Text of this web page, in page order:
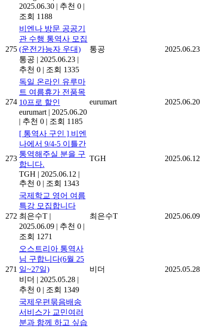
2025.06.30 | 추천 0 |
조회 1188
275
비엔나 방문 공공기
관 수행 통역사 모집
(운전가능자 우대)
통공 | 2025.06.23 |
추천 0 | 조회 1335
통공 2025.06.23
274
독일 온라인 유루마
트 여름휴가 전품목
10프로 할인
eurumart | 2025.06.20
| 추천 0 | 조회 1185
eurumart 2025.06.20
273
[ 통역사 구인 ] 비엔
나에서 9/4-5 이틀간
통역해주실 분을 구
합니다.
TGH | 2025.06.12 |
추천 0 | 조회 1343
TGH 2025.06.12
272
국제학교 영어 여름
특강 모집합니다
최은수T |
2025.06.09 | 추천 0 |
조회 1271
최은수T 2025.06.09
271
오스트리아 통역사
님 구합니다(6월 25
일~27일)
비더 | 2025.05.28 |
추천 0 | 조회 1349
비더 2025.05.28
국제우편묶음배송
서비스가 교민여러
분과 함께 하고 싶습